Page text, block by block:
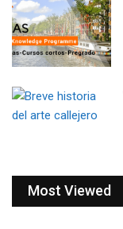
Most Viewed